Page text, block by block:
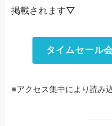
掲載されます▽
タイムセール
※アクセス集中により読み